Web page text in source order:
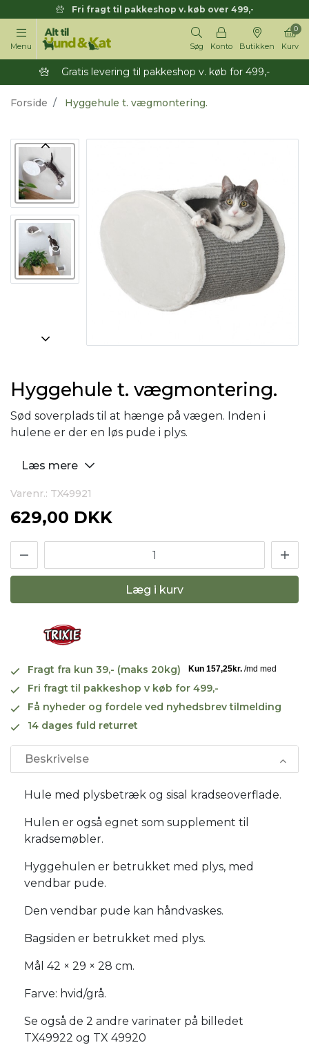
Fri fragt til pakkeshop v. køb over 499,-
Menu Søg Konto Butikken Kurv
0
Gratis levering til pakkeshop v. køb for 499,-
Forside Hyggehule t. vægmontering.
Hyggehule t. vægmontering.
Sød soverplads til at hænge på vægen. Inden i
hulene er der en løs pude i plys.
Læs mere
Varenr.: TX49921
629,00 DKK
Læg i kurv
Fragt fra kun 39,- (maks 20kg)
Fri fragt til pakkeshop v køb for 499,-
Få nyheder og fordele ved nyhedsbrev tilmelding
14 dages fuld returret
Beskrivelse
Hule med plysbetræk og sisal kradseoverflade.
Hulen er også egnet som supplement til
kradsemøbler.
Hyggehulen er betrukket med plys, med
vendbar pude.
Den vendbar pude kan håndvaskes.
Bagsiden er betrukket med plys.
Mål 42 × 29 × 28 cm.
Farve: hvid/grå.
Se også de 2 andre varinater på billedet
TX49922 og TX 49920